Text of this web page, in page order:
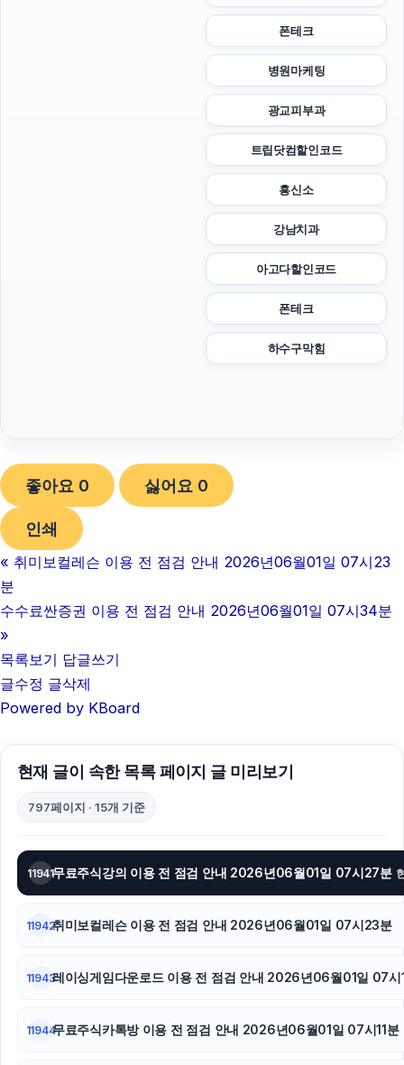
폰테크
병원마케팅
광교피부과
트립닷컴할인코드
흥신소
강남치과
아고다할인코드
폰테크
하수구막힘
좋아요 0 싫어요 0
인쇄
« 취미보컬레슨 이용 전 점검 안내 2026년06월01일 07시23
분
수수료싼증권 이용 전 점검 안내 2026년06월01일 07시34분
»
목록보기 답글쓰기
글수정 글삭제
Powered by KBoard
현재 글이 속한 목록 페이지 글 미리보기
797페이지 · 15개 기준
11941무료주식강의 이용 전 점검 안내 2026년06월01일 07시27분
11942취미보컬레슨 이용 전 점검 안내 2026년06월01일 07시23분
11943레이싱게임다운로드 이용 전 점검 안내 2026년06월01일 07시
11944무료주식카톡방 이용 전 점검 안내 2026년06월01일 07시11분